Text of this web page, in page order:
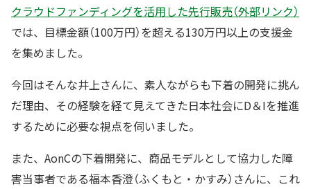
クラウドファンディングを活用した先行販売（外部リンク）
では、目標金額（100万円）を超える130万円以上の支援金
を集めました。
今回はそんな井上さんに、素人ながらも下着の開発に挑ん
だ理由、その経験を経て見えてきた日本社会にD＆Iを推進
するために必要な視点を伺いました。
また、AonCの下着開発に、商品モデルとして協力した障
害当事者である福本香澄（ふくもと・かすみ）さんに、これ